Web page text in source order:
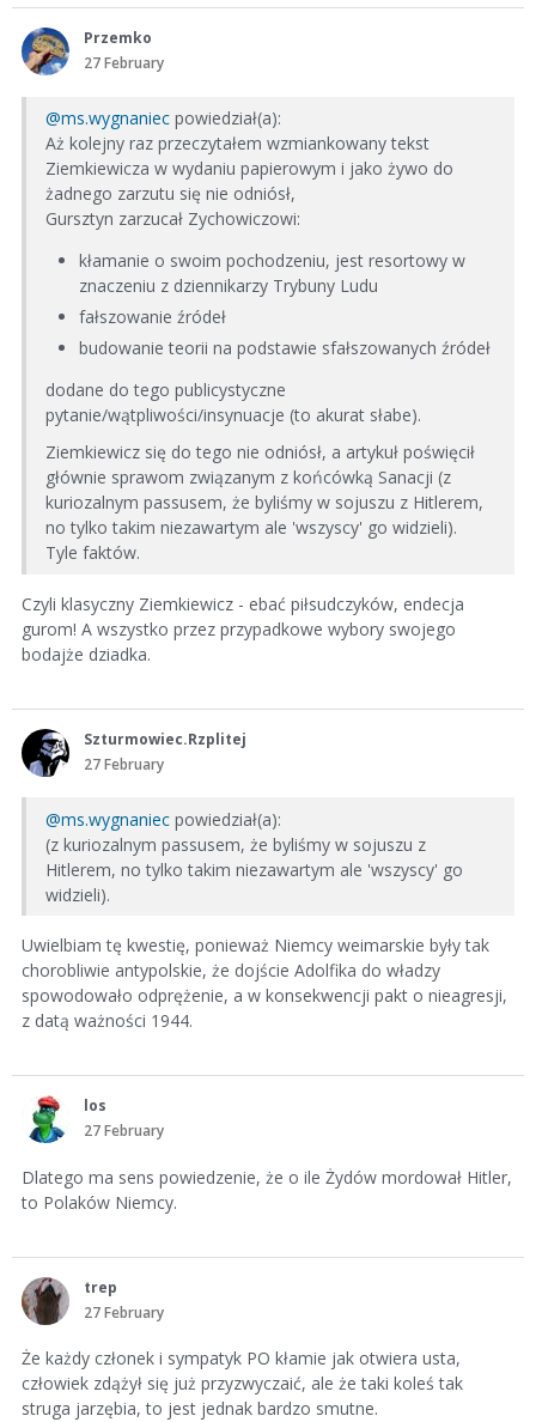
Przemko
27 February
@ms.wygnaniec powiedział(a):
Aż kolejny raz przeczytałem wzmiankowany tekst
Ziemkiewicza w wydaniu papierowym i jako żywo do
żadnego zarzutu się nie odniósł,
Gursztyn zarzucał Zychowiczowi:
kłamanie o swoim pochodzeniu, jest resortowy w
znaczeniu z dziennikarzy Trybuny Ludu
fałszowanie źródeł
budowanie teorii na podstawie sfałszowanych źródeł
dodane do tego publicystyczne
pytanie/wątpliwości/insynuacje (to akurat słabe).
Ziemkiewicz się do tego nie odniósł, a artykuł poświęcił
głównie sprawom związanym z końcówką Sanacji (z
kuriozalnym passusem, że byliśmy w sojuszu z Hitlerem,
no tylko takim niezawartym ale 'wszyscy' go widzieli).
Tyle faktów.
Czyli klasyczny Ziemkiewicz - ebać piłsudczyków, endecja
gurom! A wszystko przez przypadkowe wybory swojego
bodajże dziadka.
Szturmowiec.Rzplitej
27 February
@ms.wygnaniec powiedział(a):
(z kuriozalnym passusem, że byliśmy w sojuszu z
Hitlerem, no tylko takim niezawartym ale 'wszyscy' go
widzieli).
Uwielbiam tę kwestię, ponieważ Niemcy weimarskie były tak
chorobliwie antypolskie, że dojście Adolfika do władzy
spowodowało odprężenie, a w konsekwencji pakt o nieagresji,
z datą ważności 1944.
los
27 February
Dlatego ma sens powiedzenie, że o ile Żydów mordował Hitler,
to Polaków Niemcy.
trep
27 February
Że każdy członek i sympatyk PO kłamie jak otwiera usta,
człowiek zdążył się już przyzwyczaić, ale że taki koleś tak
struga jarzębia, to jest jednak bardzo smutne.